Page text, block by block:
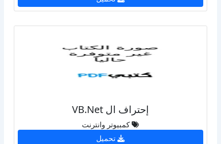
إحتراف ال VB.Net
كمبيوتر وانترنت
تحميل